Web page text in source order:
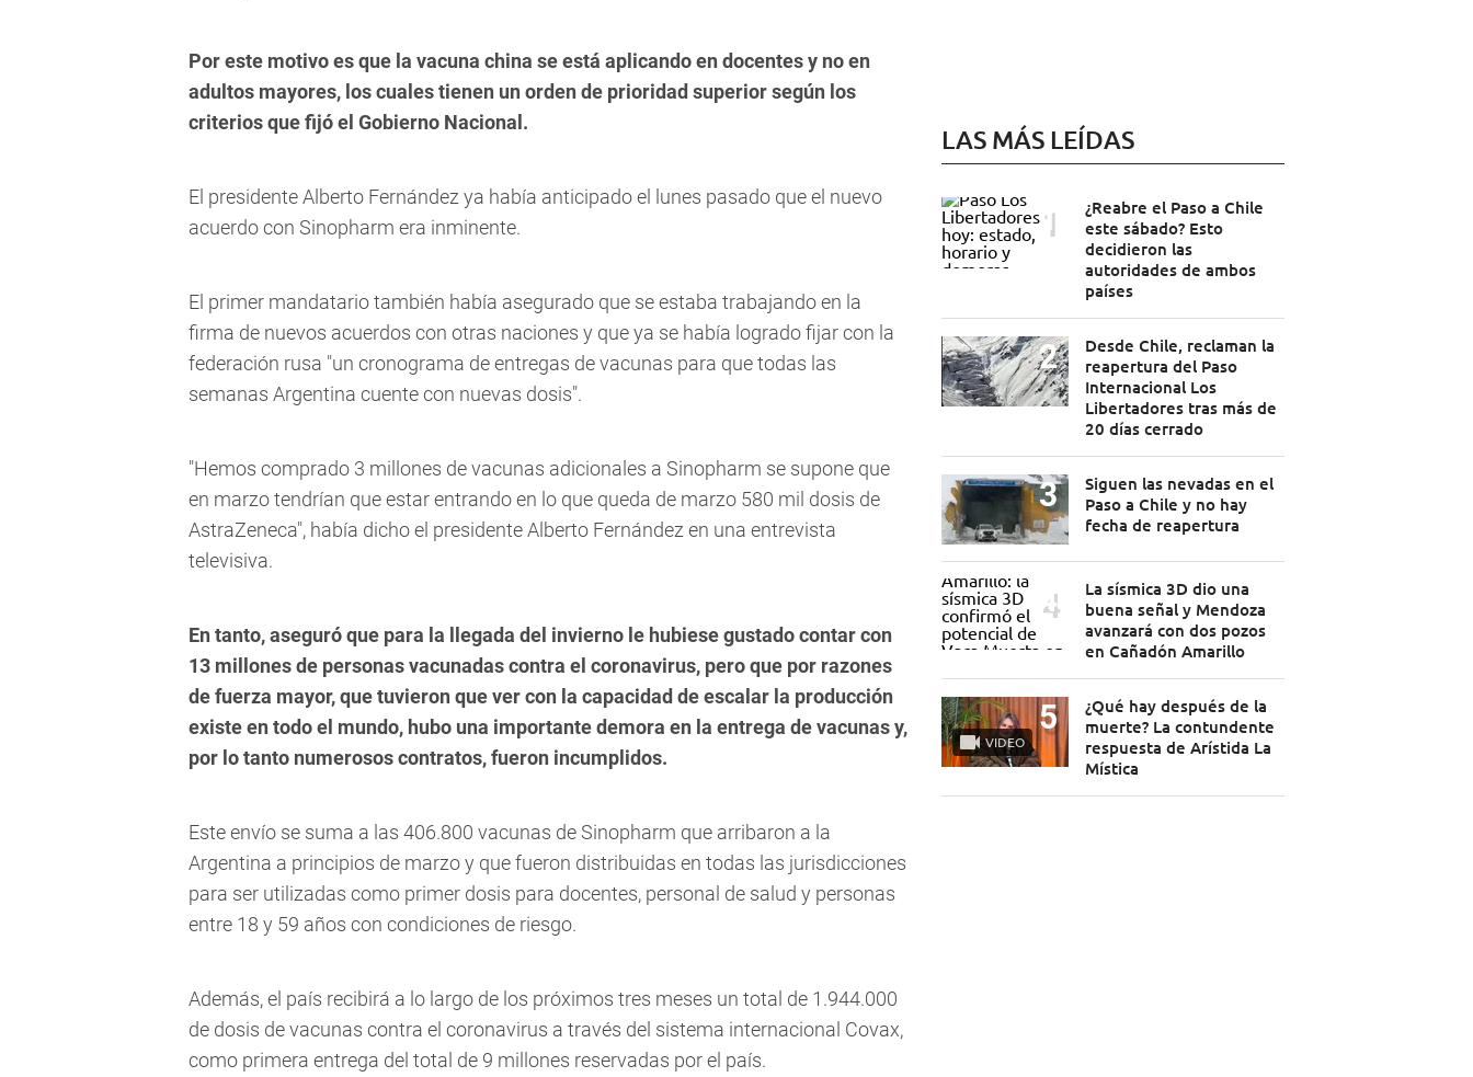
Por este motivo es que la vacuna china se está aplicando en docentes y no en
adultos mayores, los cuales tienen un orden de prioridad superior según los
criterios que fijó el Gobierno Nacional.
El presidente Alberto Fernández ya había anticipado el lunes pasado que el nuevo
acuerdo con Sinopharm era inminente.
El primer mandatario también había asegurado que se estaba trabajando en la
firma de nuevos acuerdos con otras naciones y que ya se había logrado fijar con la
federación rusa "un cronograma de entregas de vacunas para que todas las
semanas Argentina cuente con nuevas dosis".
"Hemos comprado 3 millones de vacunas adicionales a Sinopharm se supone que
en marzo tendrían que estar entrando en lo que queda de marzo 580 mil dosis de
AstraZeneca", había dicho el presidente Alberto Fernández en una entrevista
televisiva.
En tanto, aseguró que para la llegada del invierno le hubiese gustado contar con
13 millones de personas vacunadas contra el coronavirus, pero que por razones
de fuerza mayor, que tuvieron que ver con la capacidad de escalar la producción
existe en todo el mundo, hubo una importante demora en la entrega de vacunas y,
por lo tanto numerosos contratos, fueron incumplidos.
Este envío se suma a las 406.800 vacunas de Sinopharm que arribaron a la
Argentina a principios de marzo y que fueron distribuidas en todas las jurisdicciones
para ser utilizadas como primer dosis para docentes, personal de salud y personas
entre 18 y 59 años con condiciones de riesgo.
Además, el país recibirá a lo largo de los próximos tres meses un total de 1.944.000
de dosis de vacunas contra el coronavirus a través del sistema internacional Covax,
como primera entrega del total de 9 millones reservadas por el país.
LAS MÁS LEÍDAS
¿Reabre el Paso a Chile
este sábado? Esto
decidieron las
autoridades de ambos
países
Desde Chile, reclaman la
reapertura del Paso
Internacional Los
Libertadores tras más de
20 días cerrado
Siguen las nevadas en el
Paso a Chile y no hay
fecha de reapertura
La sísmica 3D dio una
buena señal y Mendoza
avanzará con dos pozos
en Cañadón Amarillo
VIDEO
¿Qué hay después de la
muerte? La contundente
respuesta de Arístida La
Mística